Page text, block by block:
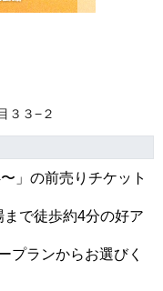
３３−２
」の前売りチケット
で徒歩約4分の好ア
プランからお選びく